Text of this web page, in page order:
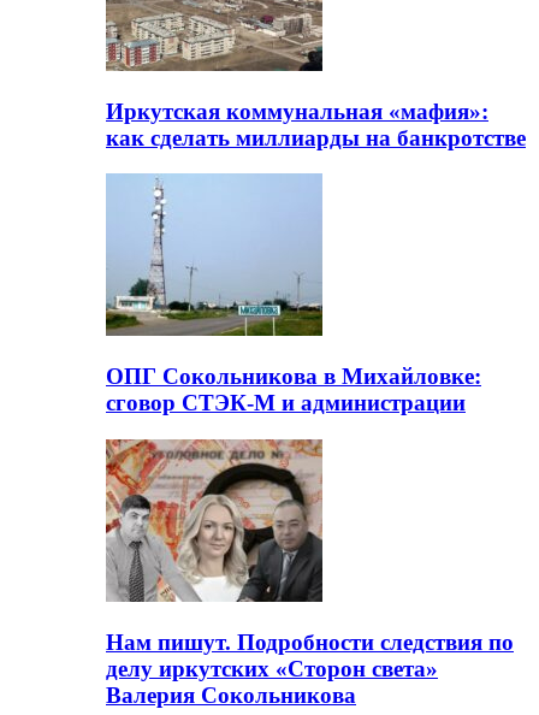
Иркутская коммунальная «мафия»:
как сделать миллиарды на банкротстве
ОПГ Сокольникова в Михайловке:
сговор СТЭК-М и администрации
Нам пишут. Подробности следствия по
делу иркутских «Сторон света»
Валерия Сокольникова